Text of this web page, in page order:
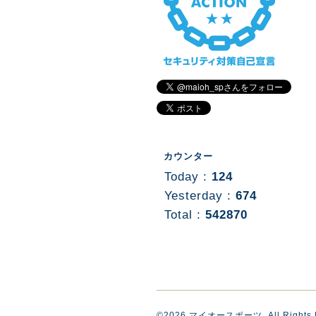
カウンター
Today : 124
Yesterday : 674
Total : 542870